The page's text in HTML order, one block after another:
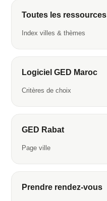
Toutes les ressources
Index villes & thèmes
Logiciel GED Maroc
Critères de choix
GED Rabat
Page ville
Prendre rendez-vous